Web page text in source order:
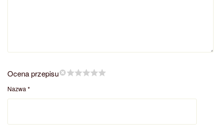
Ocena przepisu
Nazwa *